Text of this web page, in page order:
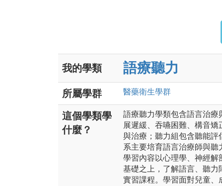
我的學類 語療聽力
所屬學群 醫藥衛生學群
這個學類學
什麼？
語療聽力學類包含語言治療
展遲緩、吞嚥困難、構音
與治療；聽力組包含聽能
系主要培育語言治療師與聽
學習內容以心理學、神經
基礎之上，了解語言、聽力
實習課程。學習面對兒童、